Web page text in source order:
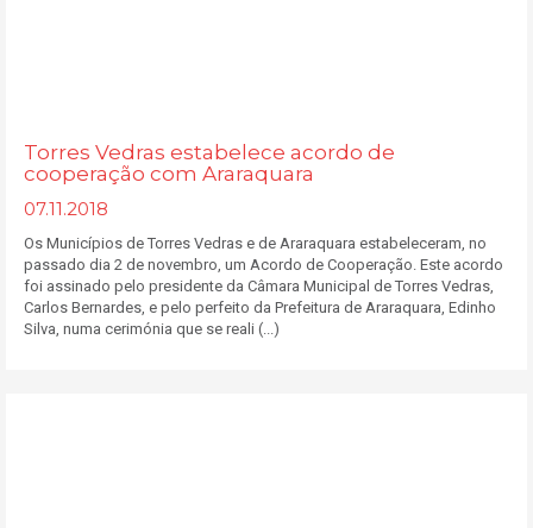
Torres Vedras estabelece acordo de
cooperação com Araraquara
07.11.2018
Os Municípios de Torres Vedras e de Araraquara estabeleceram, no
passado dia 2 de novembro, um Acordo de Cooperação. Este acordo
foi assinado pelo presidente da Câmara Municipal de Torres Vedras,
Carlos Bernardes, e pelo perfeito da Prefeitura de Araraquara, Edinho
Silva, numa cerimónia que se reali (...)